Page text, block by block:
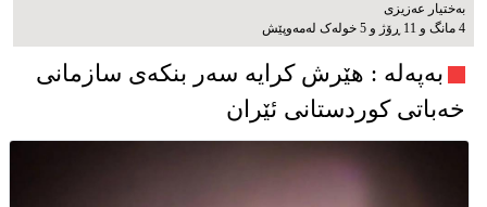
بەختیار عەزیزی
4 مانگ و 11 ڕۆژ و 5 خوله‌ک له‌مه‌وپێش‌
به‌په‌له‌ : هێرش کرایە سەر بنکەی سازمانی
خەباتی کوردستانی ئێران